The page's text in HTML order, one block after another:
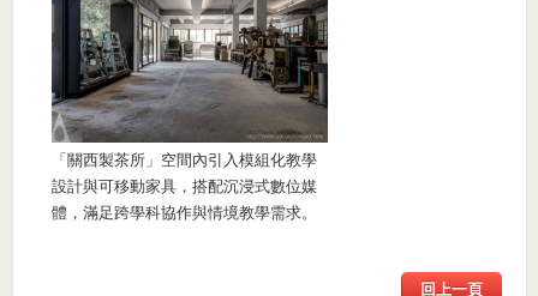
「關西製茶所」空間內引入模組化教學
設計與可移動家具，搭配沉浸式數位媒
體，滿足跨學科協作與情境教學需求。
回上一頁